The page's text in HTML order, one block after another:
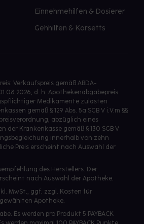
Einnehmehilfen & Dosierer
Gehhilfen & Korsetts
Verkaufspreis gemäß ABDA-
d. h. Apothekenabgabepreis
Medikamente zulasten
gemäß § 129 Abs. 5a SGB V i.V.m §§
abzüglich eines
der Krankenkasse gemäß § 130 SGB V
innerhalb von zehn
Preis erscheint nach Auswahl der
des Herstellers. Der
nach Auswahl der Apotheke.
MwSt., ggf. zzgl. Kosten für
Apotheke.
Es werden pro Produkt 5 PAYBACK